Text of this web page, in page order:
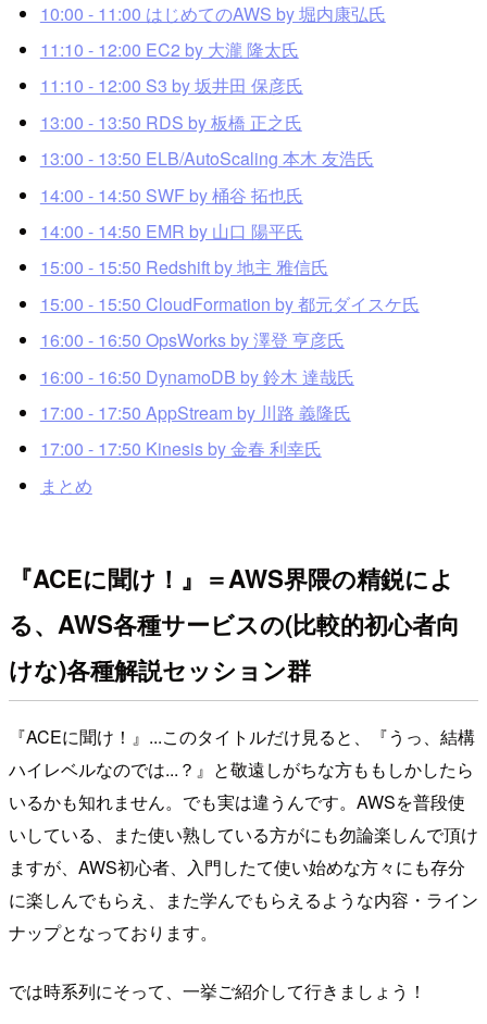
10:00 - 11:00 はじめてのAWS by 堀内康弘氏
11:10 - 12:00 EC2 by 大瀧 隆太氏
11:10 - 12:00 S3 by 坂井田 保彦氏
13:00 - 13:50 RDS by 板橋 正之氏
13:00 - 13:50 ELB/AutoScaling 本木 友浩氏
14:00 - 14:50 SWF by 桶谷 拓也氏
14:00 - 14:50 EMR by 山口 陽平氏
15:00 - 15:50 Redshift by 地主 雅信氏
15:00 - 15:50 CloudFormation by 都元ダイスケ氏
16:00 - 16:50 OpsWorks by 澤登 亨彦氏
16:00 - 16:50 DynamoDB by 鈴木 達哉氏
17:00 - 17:50 AppStream by 川路 義隆氏
17:00 - 17:50 Kinesis by 金春 利幸氏
まとめ
『ACEに聞け！』＝AWS界隈の精鋭によ
る、AWS各種サービスの(比較的初心者向
けな)各種解説セッション群
『ACEに聞け！』...このタイトルだけ見ると、『うっ、結構
ハイレベルなのでは...？』と敬遠しがちな方ももしかしたら
いるかも知れません。でも実は違うんです。AWSを普段使
いしている、また使い熟している方がにも勿論楽しんで頂け
ますが、AWS初心者、入門したて使い始めな方々にも存分
に楽しんでもらえ、また学んでもらえるような内容・ライン
ナップとなっております。
では時系列にそって、一挙ご紹介して行きましょう！